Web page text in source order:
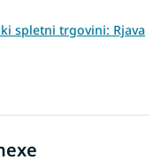
spletni trgovini: Rjava